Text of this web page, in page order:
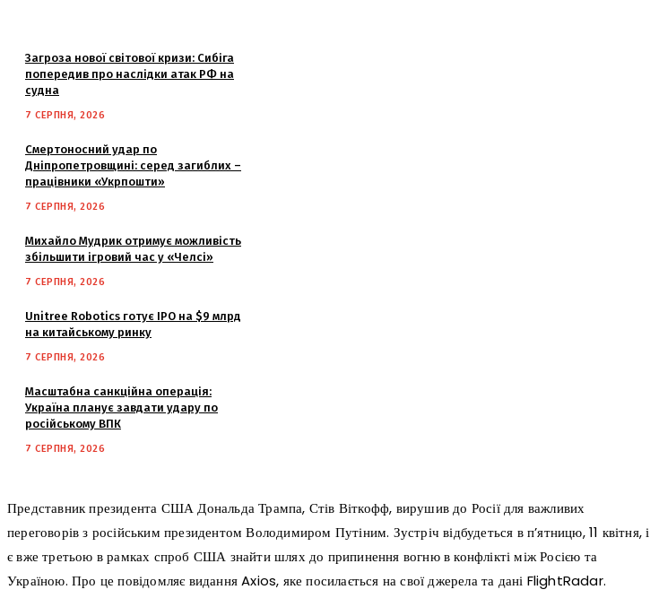
Загроза нової світової кризи: Сибіга
попередив про наслідки атак РФ на
судна
7 СЕРПНЯ, 2026
Смертоносний удар по
Дніпропетровщині: серед загиблих –
працівники «Укрпошти»
7 СЕРПНЯ, 2026
Михайло Мудрик отримує можливість
збільшити ігровий час у «Челсі»
7 СЕРПНЯ, 2026
Unitree Robotics готує IPO на $9 млрд
на китайському ринку
7 СЕРПНЯ, 2026
Масштабна санкційна операція:
Україна планує завдати удару по
російському ВПК
7 СЕРПНЯ, 2026
Представник президента США Дональда Трампа, Стів Віткофф, вирушив до Росії для важливих
переговорів з російським президентом Володимиром Путіним. Зустріч відбудеться в п’ятницю, 11 квітня, і
є вже третьою в рамках спроб США знайти шлях до припинення вогню в конфлікті між Росією та
Україною. Про це повідомляє видання Axios, яке посилається на свої джерела та дані FlightRadar.